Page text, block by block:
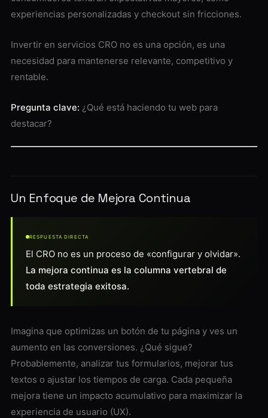
experiencias personalizadas y checkout sin fricciones.
Invertir en servicios CRO no es una opción, es una
necesidad para mantenerse relevante, competitivo y
rentable.
Pregunta clave: ¿Qué está haciendo tu web para
destacar?
Un Enfoque de Mejora Continua
RESPUESTA DIRECTA
El CRO no es un proceso de «configurar y olvidar».
La mejora continua es la columna vertebral de
toda estrategia exitosa.
Imagina que optimizas un botón de tu página y ves un
aumento en las conversiones. ¿Qué sigue?
Probablemente, analizar tus formularios, mejorar tus
textos o ajustar los tiempos de carga. Cada pequeña
mejora tiene un impacto acumulativo para maximizar la
experiencia de usuario (UX).